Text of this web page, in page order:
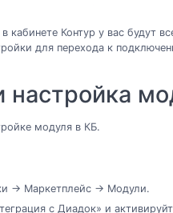
кабинете Контур у вас будут
для перехода к
модуля в КБ.
→ Маркетплейс → Модули.
с Диадок» и